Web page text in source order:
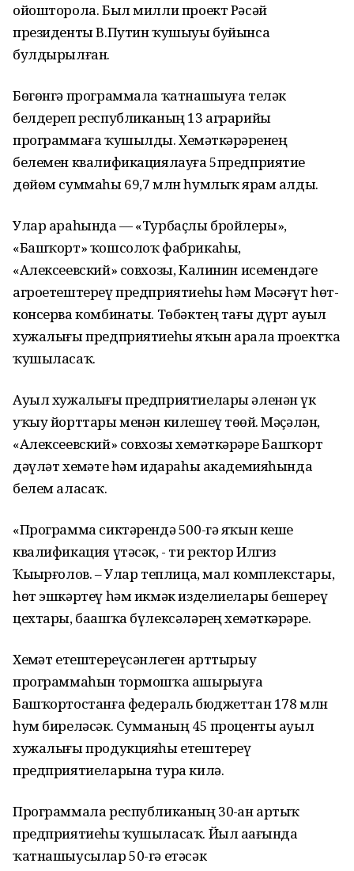
ойошторола. Был милли проект Рәсәй
президенты В.Путин ҡушыуы буйынса
булдырылған.
Бөгөнгә программала ҡатнашыуға теләк
белдереп республиканың 13 аграрийы
программаға ҡушылды. Хеҙмәткәрҙәренең
белемен квалификациялауға 5предприятие
дөйөм суммаһы 69,7 млн һумлыҡ ярҙам алды.
Улар араһында — «Турбаҫлы бройлеры»,
«Башҡорт» ҡошсолоҡ фабрикаһы,
«Алексеевский» совхозы, Калинин исемендәге
агроетештереү предприятиеһы һәм Мәсәғүт һөт-
консерва комбинаты. Төбәктең тағы дүрт ауыл
хужалығы предприятиеһы яҡын арала проектҡа
ҡушыласаҡ.
Ауыл хужалығы предприятиелары әленән үк
уҡыу йорттары менән килешеү төҙөй. Мәҫәлән,
«Алексеевский» совхозы хеҙмәткәрҙәре Башҡорт
дәүләт хеҙмәте һәм идараһы академияһында
белем аласаҡ.
«Программа сиктәрендә 500-гә яҡын кеше
квалификация үтәсәк, - ти ректор Илгиз
Ҡыҙырғолов. – Улар теплица, мал комплекстары,
һөт эшкәртеү һәм икмәк изделиелары бешереү
цехтары, баашҡа бүлексәләрҙең хеҙмәткәрҙәре.
Хеҙмәт етештереүсәнлеген арттырыу
программаһын тормошҡа ашырыуға
Башҡортостанға федераль бюджеттан 178 млн
һум биреләсәк. Сумманың 45 проценты ауыл
хужалығы продукцияһы етештереү
предприятиеларына тура килә.
Программала республиканың 30-ҙан артыҡ
предприятиеһы ҡушыласаҡ. Йыл аҙағында
ҡатнашыусылар 50-гә етәсәк